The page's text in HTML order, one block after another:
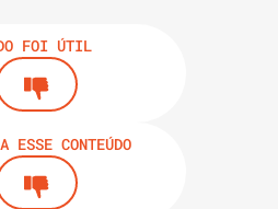
FOI ÚTIL
ESSE CONTEÚDO